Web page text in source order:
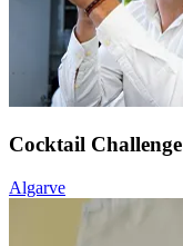
Cocktail Challenge
Algarve